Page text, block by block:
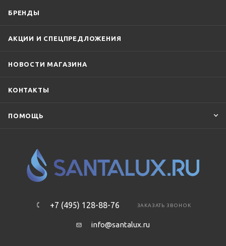
БРЕНДЫ
АКЦИИ И СПЕЦПРЕДЛОЖЕНИЯ
НОВОСТИ МАГАЗИНА
КОНТАКТЫ
ПОМОЩЬ
+7 (495) 128-88-76 ЗАКАЗАТЬ ЗВОНОК
info@santalux.ru